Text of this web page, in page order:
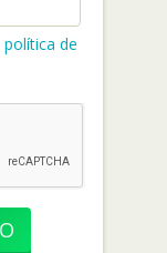
política de